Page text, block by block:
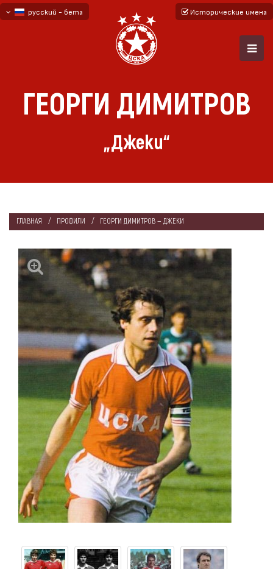
русский - бета
Исторические имена
ГЕОРГИ ДИМИТРОВ
„Джеки“
ГЛАВНАЯ ПРОФИЛИ ГЕОРГИ ДИМИТРОВ — ДЖЕКИ